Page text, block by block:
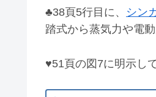
♣38頁5行目に、 シン
踏式から蒸気力や電
♥51頁の図7に明示し